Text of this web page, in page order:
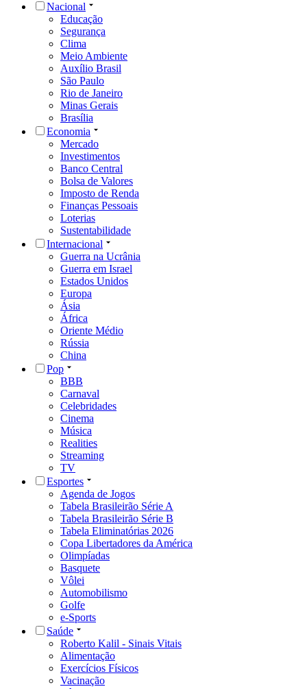
Nacional
Educação
Segurança
Clima
Meio Ambiente
Auxílio Brasil
São Paulo
Rio de Janeiro
Minas Gerais
Brasília
Economia
Mercado
Investimentos
Banco Central
Bolsa de Valores
Imposto de Renda
Finanças Pessoais
Loterias
Sustentabilidade
Internacional
Guerra na Ucrânia
Guerra em Israel
Estados Unidos
Europa
Ásia
África
Oriente Médio
Rússia
China
Pop
BBB
Carnaval
Celebridades
Cinema
Música
Realities
Streaming
TV
Esportes
Agenda de Jogos
Tabela Brasileirão Série A
Tabela Brasileirão Série B
Tabela Eliminatórias 2026
Copa Libertadores da América
Olimpíadas
Basquete
Vôlei
Automobilismo
Golfe
e-Sports
Saúde
Roberto Kalil - Sinais Vitais
Alimentação
Exercícios Físicos
Vacinação